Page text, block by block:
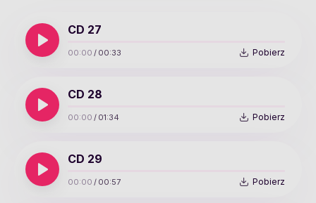
CD 27
00:00 / 00:33 Pobierz
CD 28
00:00 / 01:34 Pobierz
CD 29
00:00 / 00:57 Pobierz